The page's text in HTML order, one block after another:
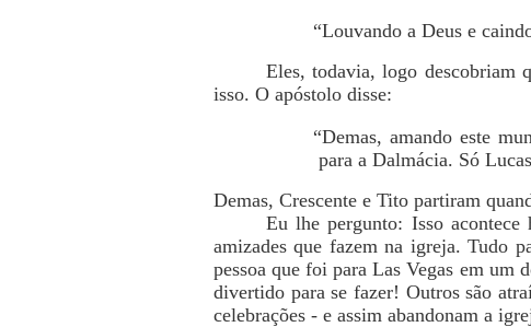
“Louvando a Deus e
Eles, todavia, logo descobriam
isso. O apóstolo disse:
“Demas, amando este
para a Dalmácia. Só
Demas, Crescente e Tito partiram
Eu lhe pergunto: Isso
amizades que fazem na igreja. Tudo
pessoa que foi para Las Vegas em um
divertido para se fazer! Outros são
celebrações - e assim abandonam a